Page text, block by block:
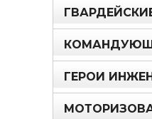
ГЕРОИ